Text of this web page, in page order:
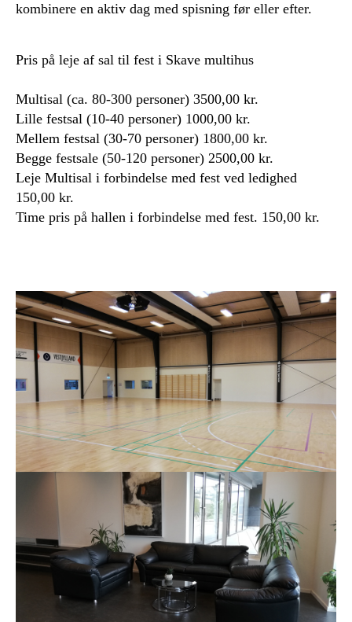
kombinere en aktiv dag med spisning før eller efter.
Pris på leje af sal til fest i Skave multihus
Multisal (ca. 80-300 personer) 3500,00 kr.
Lille festsal (10-40 personer) 1000,00 kr.
Mellem festsal (30-70 personer) 1800,00 kr.
Begge festsale (50-120 personer) 2500,00 kr.
Leje Multisal i forbindelse med fest ved ledighed
150,00 kr.
Time pris på hallen i forbindelse med fest. 150,00 kr.